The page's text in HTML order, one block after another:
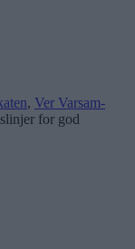
, Ver Varsam-
for god